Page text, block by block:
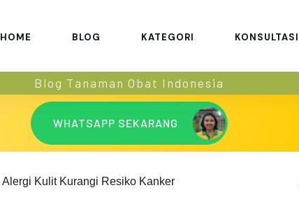
HOME BLOG KATEGORI KONSULTASI
Blog Tanaman Obat Indonesia
WHATSAPP SEKARANG
Alergi Kulit Kurangi Resiko Kanker